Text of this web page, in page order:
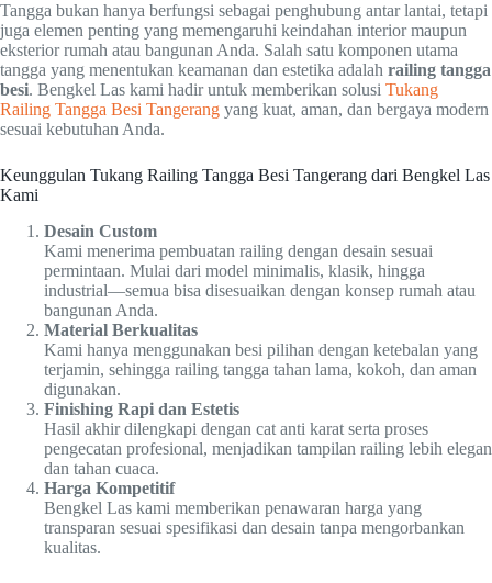
Tangga bukan hanya berfungsi sebagai penghubung antar lantai, tetapi
juga elemen penting yang memengaruhi keindahan interior maupun
eksterior rumah atau bangunan Anda. Salah satu komponen utama
tangga yang menentukan keamanan dan estetika adalah railing tangga
besi. Bengkel Las kami hadir untuk memberikan solusi Tukang
Railing Tangga Besi Tangerang yang kuat, aman, dan bergaya modern
sesuai kebutuhan Anda.
Keunggulan Tukang Railing Tangga Besi Tangerang dari Bengkel Las
Kami
Desain Custom
Kami menerima pembuatan railing dengan desain sesuai
permintaan. Mulai dari model minimalis, klasik, hingga
industrial—semua bisa disesuaikan dengan konsep rumah atau
bangunan Anda.
Material Berkualitas
Kami hanya menggunakan besi pilihan dengan ketebalan yang
terjamin, sehingga railing tangga tahan lama, kokoh, dan aman
digunakan.
Finishing Rapi dan Estetis
Hasil akhir dilengkapi dengan cat anti karat serta proses
pengecatan profesional, menjadikan tampilan railing lebih elegan
dan tahan cuaca.
Harga Kompetitif
Bengkel Las kami memberikan penawaran harga yang
transparan sesuai spesifikasi dan desain tanpa mengorbankan
kualitas.